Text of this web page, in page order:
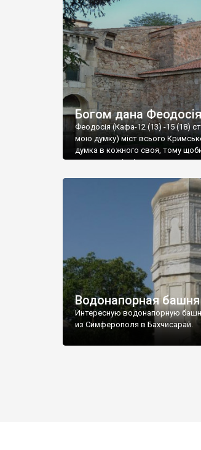
Богом дана
Феодосія (Кафа-12 (13) -15 (18)
мою думку) міст всього
думка в кожного своя, тому
запрошую відвідати це
Водонапорная
Интересную водонапорную
из Симферополя в Бахчисарай.